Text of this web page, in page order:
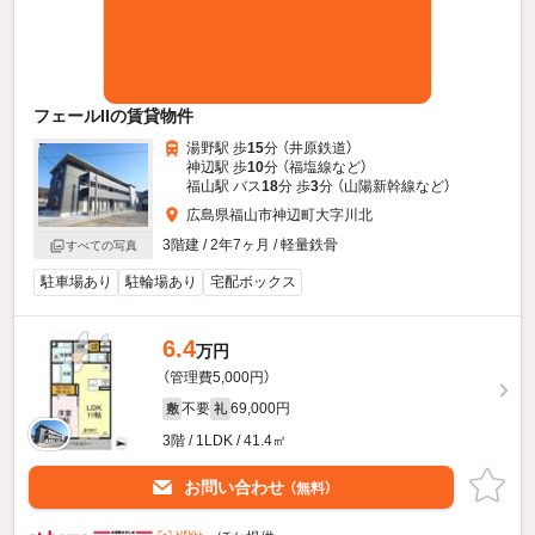
フェールIIの賃貸物件
すべての写真
湯野駅 歩15分 （井原鉄道）
神辺駅 歩10分 （福塩線など）
福山駅 バス18分 歩3分 （山陽新幹線など）
広島県福山市神辺町大字川北
3階建 / 2年7ヶ月 / 軽量鉄骨
駐車場あり 駐輪場あり 宅配ボックス
6.4万円
（管理費5,000円）
敷 不要 礼 69,000円
3階 / 1LDK / 41.4㎡
お問い合わせ （無料）